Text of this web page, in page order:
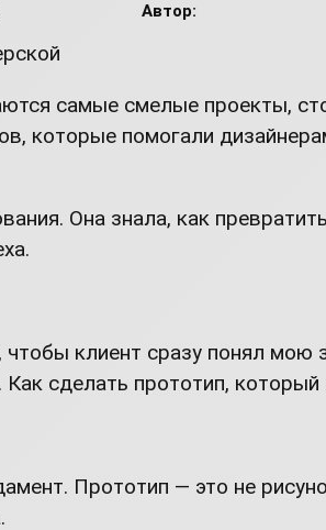
Автор:
самые смелые проекты,
которые помогали
Она знала, как
клиент сразу понял мою
сделать прототип,
Прототип — это не